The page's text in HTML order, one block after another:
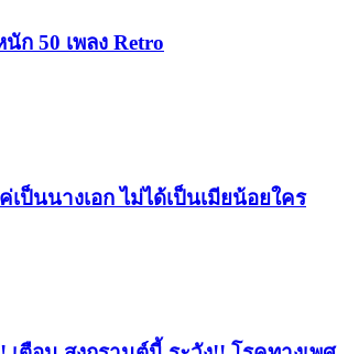
ก 50 เพลง Retro
ป็นนางเอก ไม่ได้เป็นเมียน้อยใคร